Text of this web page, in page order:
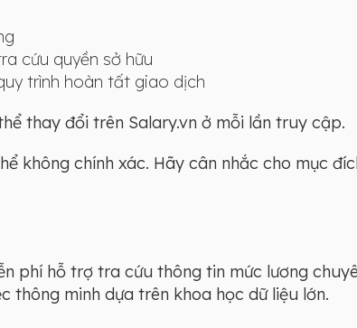
cứu quyền sở hữu
trình hoàn tất giao dịch
thay đổi trên Salary.vn ở mỗi lần truy cập.
không chính xác. Hãy cân nhắc cho mục
phí hỗ trợ tra cứu thông tin mức lương
thông minh dựa trên khoa học dữ liệu lớn.